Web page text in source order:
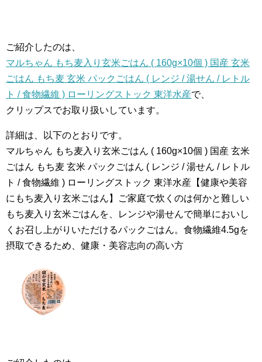
ご紹介したのは、
マルちゃん もち麦入り玄米ごはん ( 160g×10個 ) 国産 玄米
ごはん もち麦 玄米 パックごはん ( レンジ / 湯せん / レトル
ト / 食物繊維 ) ローリングストック 東洋水産で、
クリップスでお取り扱いしています。
詳細は、以下のとおりです。
マルちゃん もち麦入り玄米ごはん ( 160g×10個 ) 国産 玄米
ごはん もち麦 玄米 パックごはん ( レンジ / 湯せん / レトル
ト / 食物繊維 ) ローリングストック 東洋水産【健康や美容
にもち麦入り玄米ごはん】ご家庭で炊くのは何かと難しい
もち麦入り玄米ごはんを、レンジや湯せんで簡単においし
くお召し上がりいただけるパックごはん。食物繊維4.5gを
摂取できるため、健康・美容志向の高い方